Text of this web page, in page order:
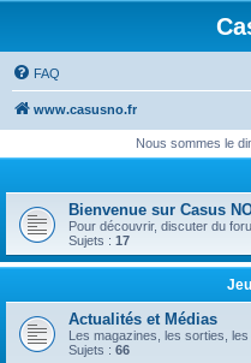
FAQ
www.casusno.fr
Nous sommes le
Bienvenue sur Casus
Pour découvrir, discuter du
Sujets : 17
Actualités et Médias
Les magazines, les sorties, les
Sujets : 66